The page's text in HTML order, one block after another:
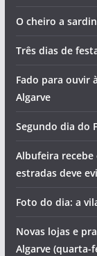
O cheiro a
Três dias de
Fado para ouvir
Algarve
Segundo dia do
Albufeira recebe
estradas deve
Foto do dia: a
Novas lojas e
Algarve (quarta-